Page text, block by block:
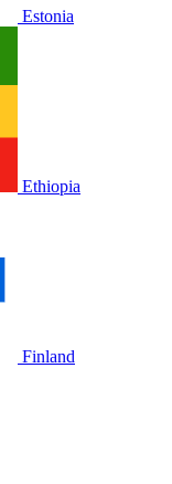
Estonia
Ethiopia
Finland